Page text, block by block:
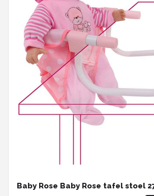
Baby Rose Baby Rose tafel stoel